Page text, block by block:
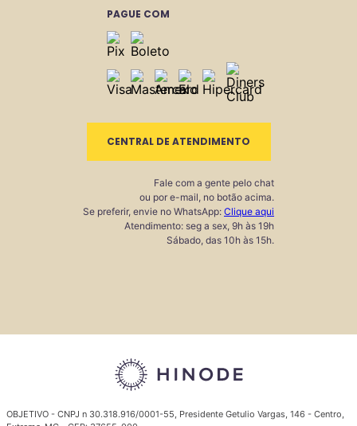
PAGUE COM
CENTRAL DE ATENDIMENTO
Fale com a gente pelo chat
ou por e-mail, no botão acima.
Se preferir, envie no WhatsApp: Clique aqui
Atendimento: seg a sex, 9h às 19h
Sábado, das 10h às 15h.
OBJETIVO - CNPJ n 30.318.916/0001-55, Presidente Getulio Vargas, 146 - Centro,